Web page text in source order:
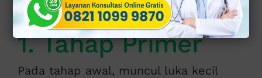
1. Tahap Primer
Pada tahap awal, muncul luka kecil